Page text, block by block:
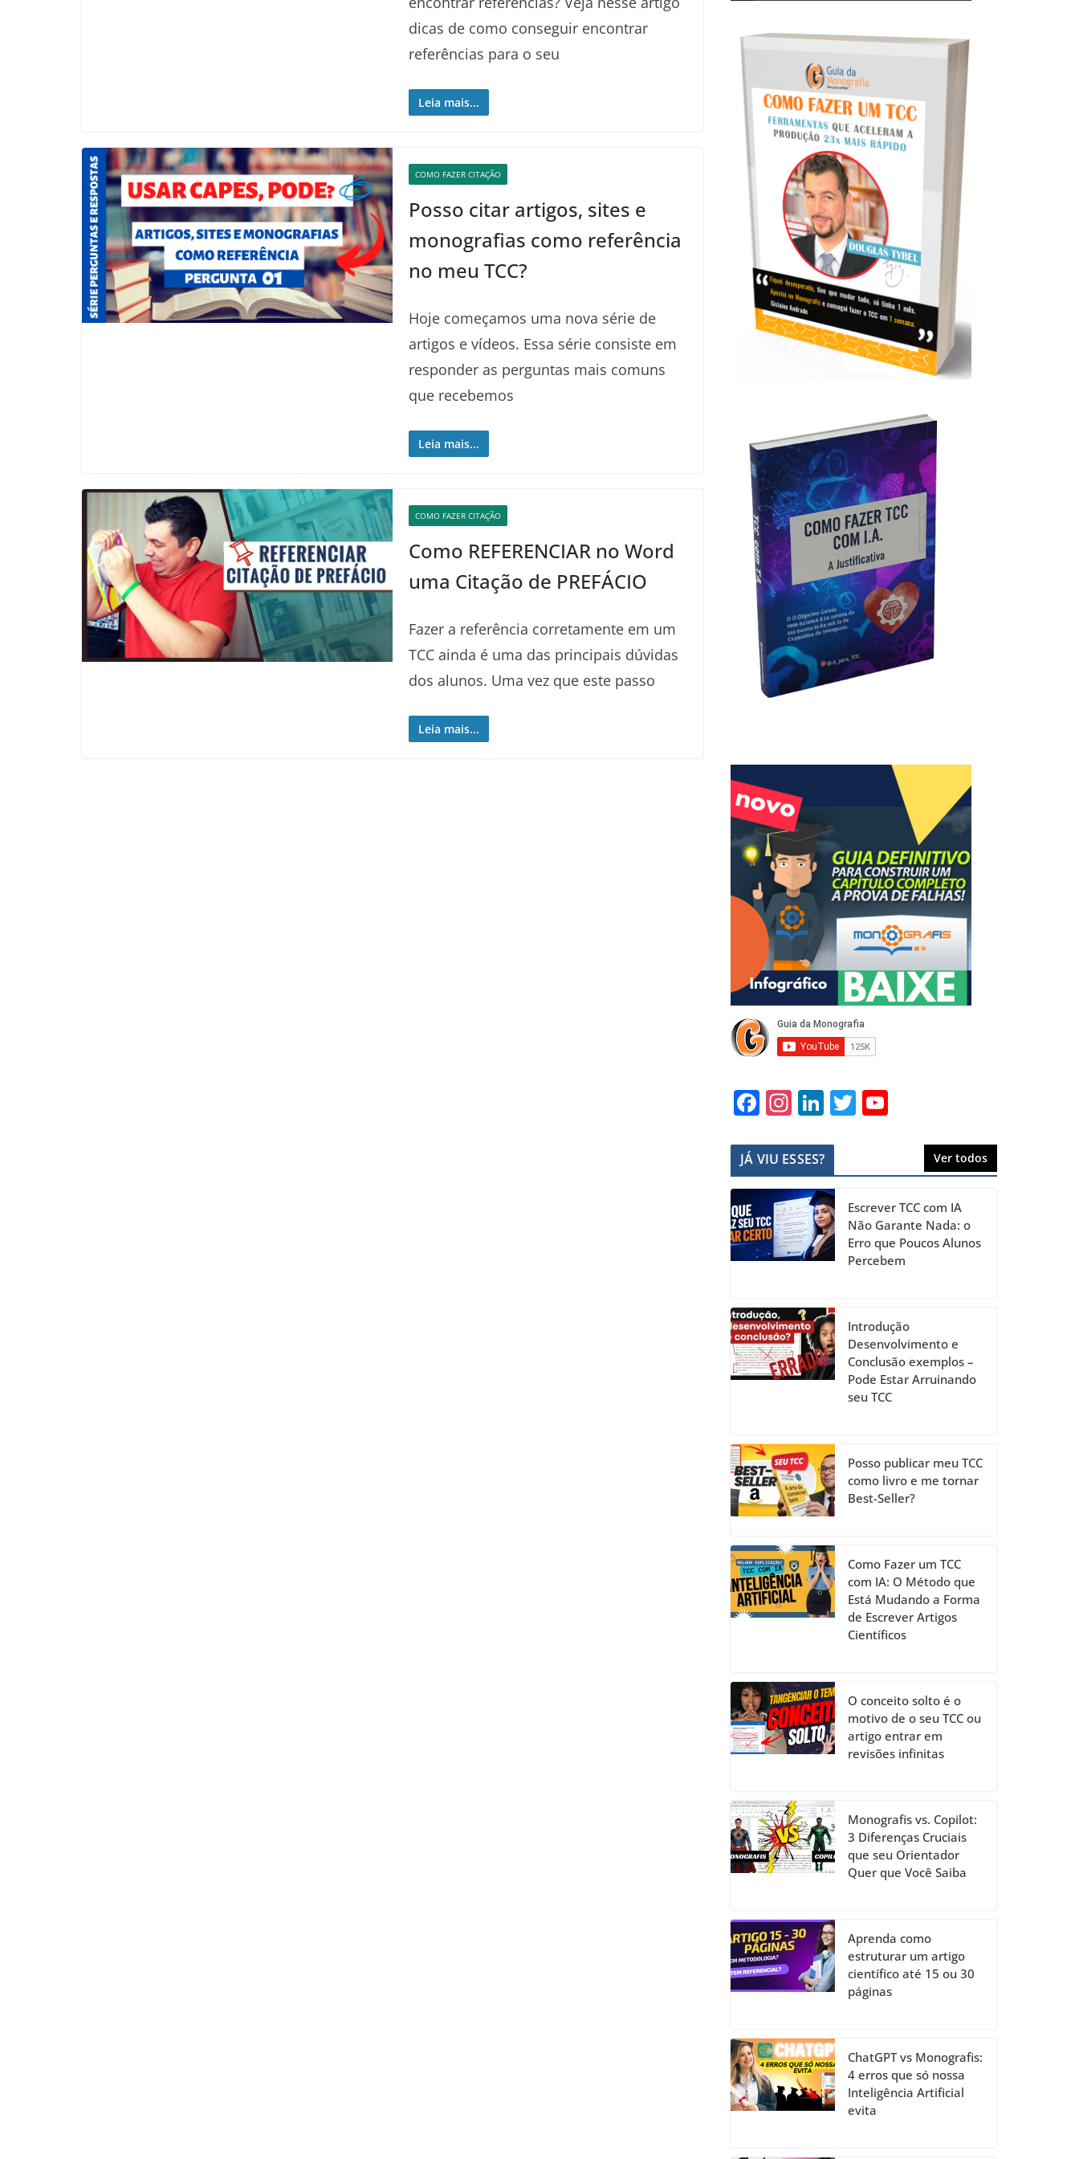
dicas de como conseguir encontrar
referências para o seu
Leia mais...
COMO FAZER CITAÇÃO
Posso citar artigos, sites e
monografias como referência
no meu TCC?
Hoje começamos uma nova série de
artigos e vídeos. Essa série consiste em
responder as perguntas mais comuns
que recebemos
Leia mais...
COMO FAZER CITAÇÃO
Como REFERENCIAR no Word
uma Citação de PREFÁCIO
Fazer a referência corretamente em um
TCC ainda é uma das principais dúvidas
dos alunos. Uma vez que este passo
Leia mais...
F
c
e
b
o
o
In
a
gr
a
m
Li
k
e
dI
n
T
er T
u
b
e
a
n
n
el
JÁ VIU ESSES? Ver todos
Escrever TCC com IA
Não Garante Nada: o
Erro que Poucos Alunos
Percebem
Introdução
Desenvolvimento e
Conclusão exemplos –
Pode Estar Arruinando
seu TCC
Posso publicar meu TCC
como livro e me tornar
Best-Seller?
Como Fazer um TCC
com IA: O Método que
Está Mudando a Forma
de Escrever Artigos
Científicos
O conceito solto é o
motivo de o seu TCC ou
artigo entrar em
revisões infinitas
Monografis vs. Copilot:
3 Diferenças Cruciais
que seu Orientador
Quer que Você Saiba
Aprenda como
estruturar um artigo
científico até 15 ou 30
páginas
ChatGPT vs Monografis:
4 erros que só nossa
Inteligência Artificial
evita